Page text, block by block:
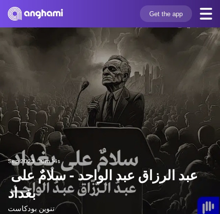
Get the app
Sep 2023 10m 14s
عبد الرزاق عبد الواحد - سلامٌ على
بغداد
تنوين بودكاست